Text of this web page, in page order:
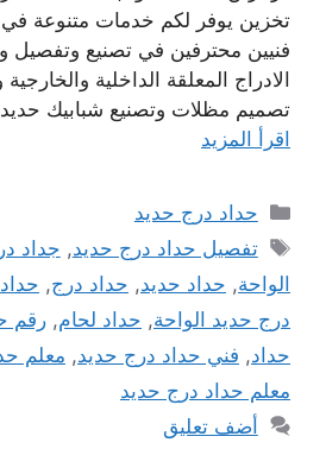
تخزين يوفر لكم خدمات متنوعة
فنيين محترفين في تصنيع وتفصيل
الادراج المعلقة الداخلية
تصميم مظلات وتصنيع شبابيك
اقرأ المزيد
التصنيفات
حداد درج حديد
الوسوم
تفصيل حداد درج حديد, جداد
الواحة, حداد حديد, حداد درج,
درج حديد الواحة, حداد لحام, رقم
حداد, فني حداد درج حديد, معلم
معلم حداد درج حديد
أضف تعليق